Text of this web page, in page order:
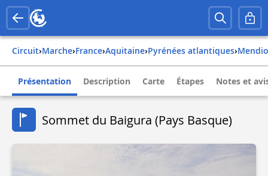
Circuit› Marche› france› aquitaine› pyrénées atlantiques›
Présentation Description Carte Étapes Notes et
Sommet du Baigura (Pays Basque)